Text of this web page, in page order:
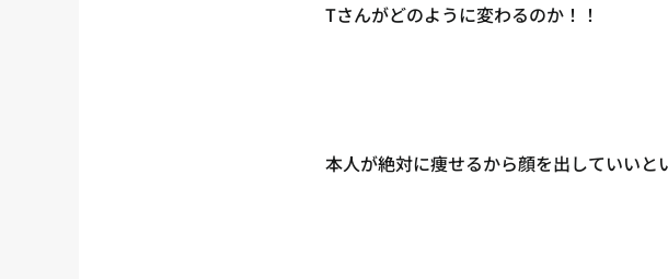
Tさんがどのように変わるのか！！
本人が絶対に痩せるから顔を出していいと